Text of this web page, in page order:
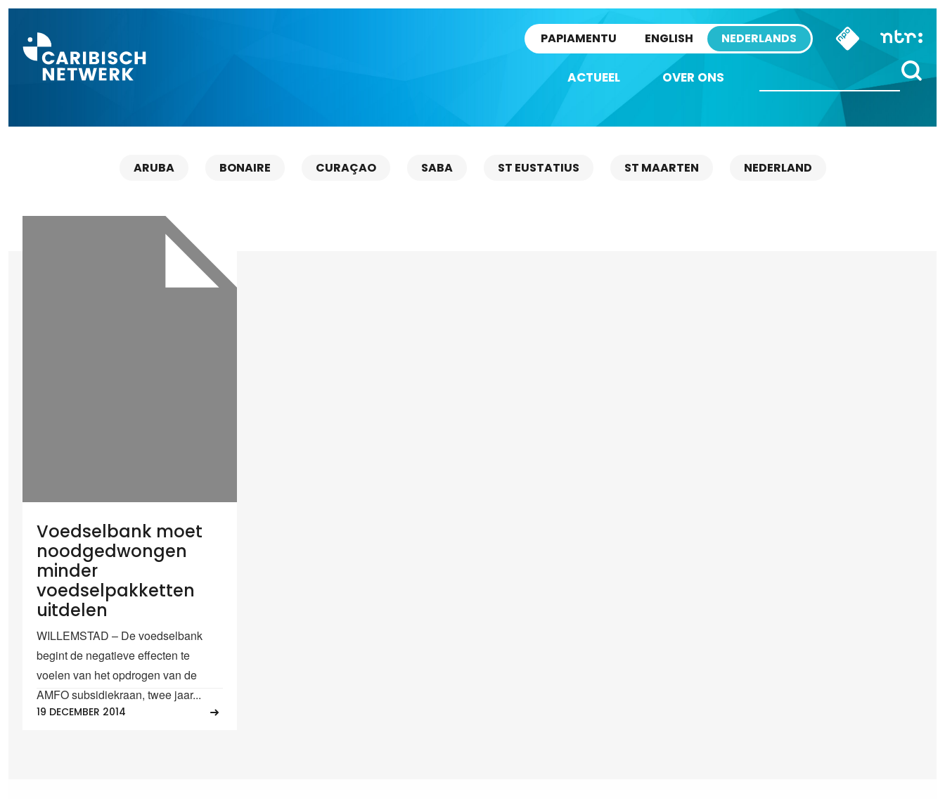
PAPIAMENTU ENGLISH NEDERLANDS
ACTUEEL OVER ONS
ARUBA BONAIRE CURAÇAO SABA ST EUSTATIUS ST MAARTEN NEDERLAND
Voedselbank moet
noodgedwongen
minder
voedselpakketten
uitdelen
WILLEMSTAD – De voedselbank
begint de negatieve effecten te
voelen van het opdrogen van de
AMFO subsidiekraan, twee jaar...
19 DECEMBER 2014